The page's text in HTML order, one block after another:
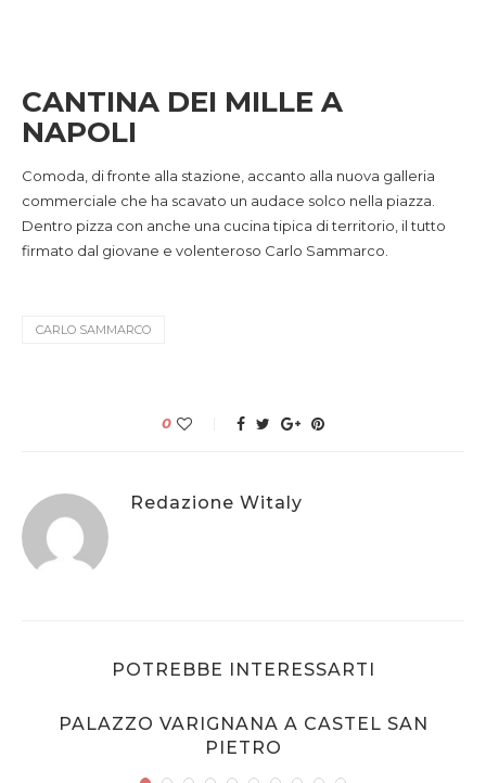
CANTINA DEI MILLE A
NAPOLI
Comoda, di fronte alla stazione, accanto alla nuova galleria
commerciale che ha scavato un audace solco nella piazza.
Dentro pizza con anche una cucina tipica di territorio, il tutto
firmato dal giovane e volenteroso Carlo Sammarco.
CARLO SAMMARCO
0
Redazione Witaly
POTREBBE INTERESSARTI
PALAZZO VARIGNANA A CASTEL SAN
PIETRO